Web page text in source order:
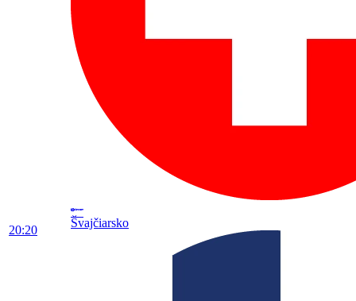
20:20
Švajčiarsko